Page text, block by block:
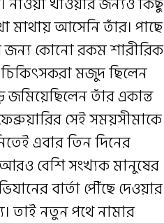
মাথায় আসেনি তাঁর। পাছে
জন্য কোনো রকম শারীরিক
মজুদ ছিলেন
তাঁর একান্ত
সেই সময়সীমাকে
এবার তিন দিনের
বেশি সংখ্যক মানুষের
বার্তা পৌঁছে দেওয়ার
তাই নতুন পথে নামার